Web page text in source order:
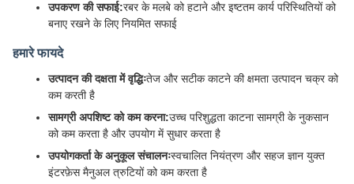
उपकरण की सफाई:रबर के मलबे को हटाने और इष्टतम कार्य परिस्थितियों को
बनाए रखने के लिए नियमित सफाई
हमारे फायदे
उत्पादन की दक्षता में वृद्धिःतेज और सटीक काटने की क्षमता उत्पादन चक्र को
कम करती है
सामग्री अपशिष्ट को कम करना:उच्च परिशुद्धता काटना सामग्री के नुकसान
को कम करता है और उपयोग में सुधार करता है
उपयोगकर्ता के अनुकूल संचालनःस्वचालित नियंत्रण और सहज ज्ञान युक्त
इंटरफ़ेस मैनुअल त्रुटियों को कम करता है